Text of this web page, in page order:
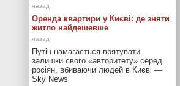
Оренда квартири у Києві: де зняти
житло найдешевше
Путін намагається врятувати
залишки свого «авторитету» серед
росіян, вбиваючи людей в Києві —
Sky News